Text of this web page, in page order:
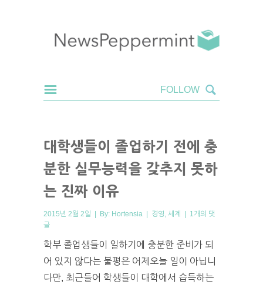
대학생들이 졸업하기 전에 충
분한 실무능력을 갖추지 못하
는 진짜 이유
2015년 2월 2일 | By: Hortensia | 경영 세계 | 1개의 댓
글
학부 졸업생들이 일하기에 충분한 준비가 되
어 있지 않다는 불평은 어제오늘 일이 아닙니
다만, 최근들어 학생들이 대학에서 습득하는